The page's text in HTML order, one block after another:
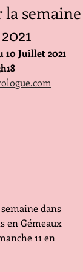
la semaine
10 Juillet 2021
dans
en Gémeaux
11 en